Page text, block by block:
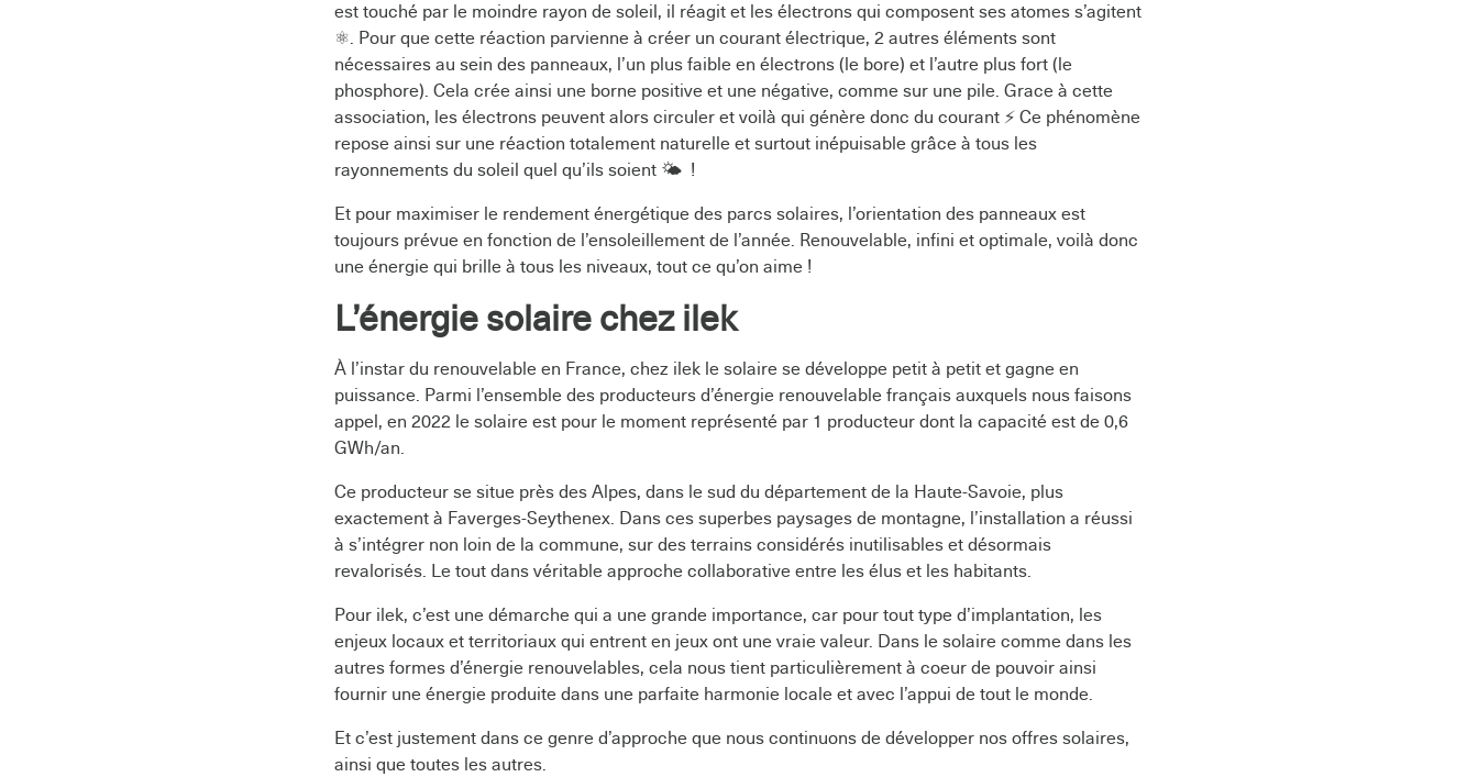
est touché par le moindre rayon de soleil, il réagit et les électrons qui composent ses atomes s’agitent
⚛. Pour que cette réaction parvienne à créer un courant électrique, 2 autres éléments sont
nécessaires au sein des panneaux, l’un plus faible en électrons (le bore) et l’autre plus fort (le
phosphore). Cela crée ainsi une borne positive et une négative, comme sur une pile. Grace à cette
association, les électrons peuvent alors circuler et voilà qui génère donc du courant ⚡️ Ce phénomène
repose ainsi sur une réaction totalement naturelle et surtout inépuisable grâce à tous les
rayonnements du soleil quel qu’ils soient 🌤 !
Et pour maximiser le rendement énergétique des parcs solaires, l’orientation des panneaux est
toujours prévue en fonction de l’ensoleillement de l’année. Renouvelable, infini et optimale, voilà donc
une énergie qui brille à tous les niveaux, tout ce qu’on aime !
L’énergie solaire chez ilek
À l’instar du renouvelable en France, chez ilek le solaire se développe petit à petit et gagne en
puissance. Parmi l’ensemble des producteurs d’énergie renouvelable français auxquels nous faisons
appel, en 2022 le solaire est pour le moment représenté par 1 producteur dont la capacité est de 0,6
GWh/an.
Ce producteur se situe près des Alpes, dans le sud du département de la Haute-Savoie, plus
exactement à Faverges-Seythenex. Dans ces superbes paysages de montagne, l’installation a réussi
à s’intégrer non loin de la commune, sur des terrains considérés inutilisables et désormais
revalorisés. Le tout dans véritable approche collaborative entre les élus et les habitants.
Pour ilek, c’est une démarche qui a une grande importance, car pour tout type d’implantation, les
enjeux locaux et territoriaux qui entrent en jeux ont une vraie valeur. Dans le solaire comme dans les
autres formes d’énergie renouvelables, cela nous tient particulièrement à coeur de pouvoir ainsi
fournir une énergie produite dans une parfaite harmonie locale et avec l’appui de tout le monde.
Et c’est justement dans ce genre d’approche que nous continuons de développer nos offres solaires,
ainsi que toutes les autres.